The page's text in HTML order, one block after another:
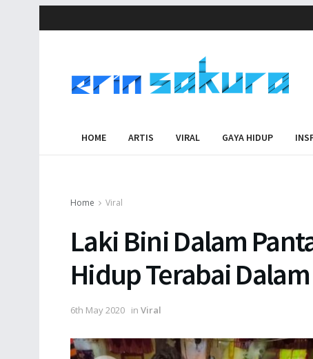
HOME ARTIS VIRAL GAYA HIDUP
Home Viral
Laki Bini Dalam
Hidup Terabai Dalam
6th May 2020 in Viral